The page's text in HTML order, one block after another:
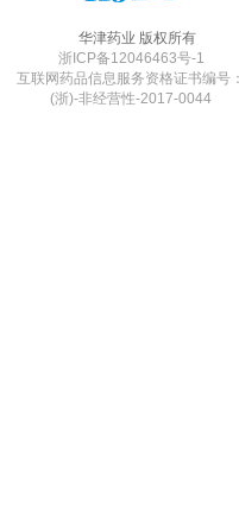
华津药业 版权所有
浙ICP备12046463号-1
互联网药品信息服务资格证书编号：
(浙)-非经营性-2017-0044